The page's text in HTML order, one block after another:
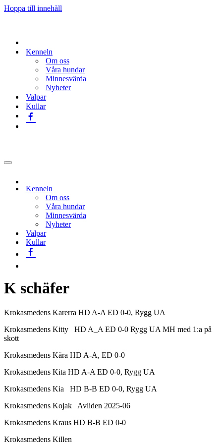
Hoppa till innehåll
Kenneln
Om oss
Våra hundar
Minnesvärda
Nyheter
Valpar
Kullar
Navigeringsmeny
Kenneln
Om oss
Våra hundar
Minnesvärda
Nyheter
Valpar
Kullar
K schäfer
Krokasmedens Karerra HD A-A ED 0-0, Rygg UA
Krokasmedens Kitty HD A_A ED 0-0 Rygg UA MH med 1:a på
skott
Krokasmedens Kåra HD A-A, ED 0-0
Krokasmedens Kita HD A-A ED 0-0, Rygg UA
Krokasmedens Kia HD B-B ED 0-0, Rygg UA
Krokasmedens Kojak Avliden 2025-06
Krokasmedens Kraus HD B-B ED 0-0
Krokasmedens Killen